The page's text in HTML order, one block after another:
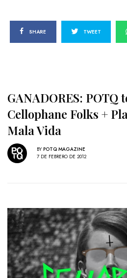
SHARE TWEET
GANADORES: POTQ
Cellophane Folks +
Mala Vida
BY POTQ MAGAZINE
7 DE FEBRERO DE 2012